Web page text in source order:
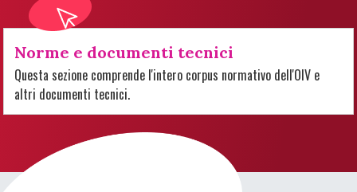
Norme e documenti tecnici
Questa sezione comprende l'intero corpus normativo dell'OIV e
altri documenti tecnici.